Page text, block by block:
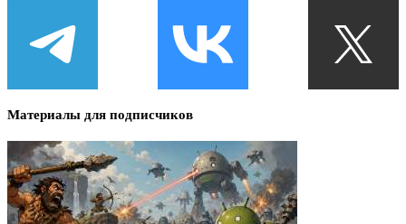
Материалы для подписчиков